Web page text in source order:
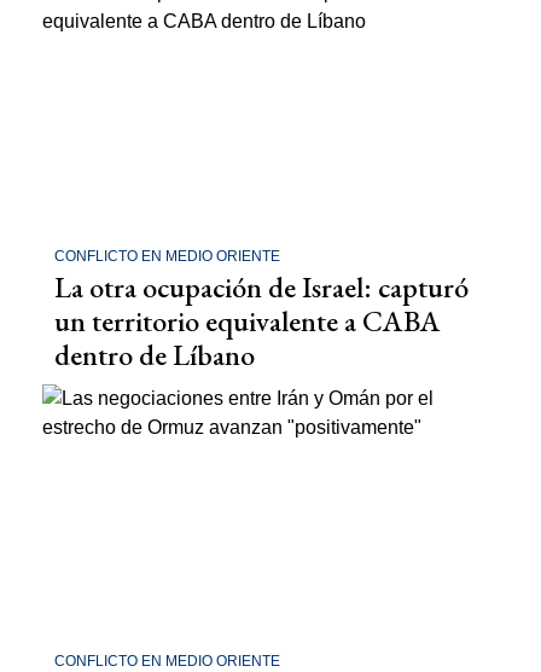
CONFLICTO EN MEDIO ORIENTE
La otra ocupación de Israel: capturó
un territorio equivalente a CABA
dentro de Líbano
CONFLICTO EN MEDIO ORIENTE